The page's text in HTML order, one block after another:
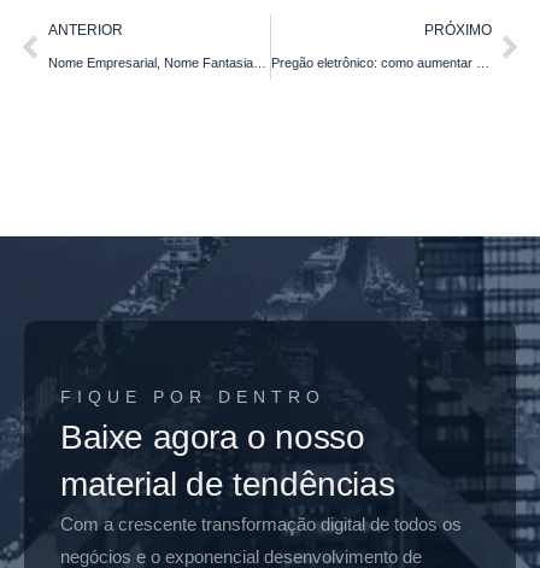
ANTERIOR
Nome Empresarial, Nome Fantasia, Marca E Domínio
PRÓXIMO
Pregão eletrônico: como aumentar suas chances de vencer?
FIQUE POR DENTRO
Baixe agora o nosso
material de tendências
Com a crescente transformação digital de todos os
negócios e o exponencial desenvolvimento de